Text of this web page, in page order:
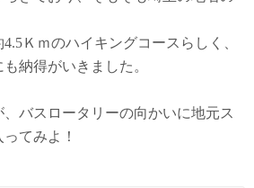
Ｋｍのハイキングコースらしく、
納得がいきました。
バスロータリーの向かいに地元ス
てみよ！